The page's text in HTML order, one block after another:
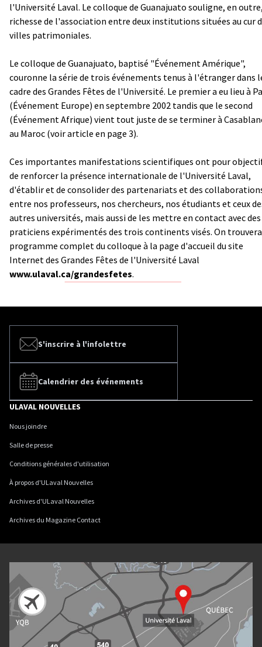
l'Université Laval. Le colloque de Guanajuato souligne, en
richesse de l'association entre deux institutions situées au cur
villes patrimoniales.
Le colloque de Guanajuato, baptisé "Événement Amérique",
couronne la série de trois événements tenus à l'étranger dans
cadre des Grandes Fêtes de l'Université. Le premier a eu lieu à
(Événement Europe) en septembre 2002 tandis que le second
(Événement Afrique) vient tout juste de se terminer à
au Maroc (voir article en page 3).
Ces importantes manifestations scientifiques ont pour
de renforcer la présence internationale de l'Université Laval,
d'établir et de consolider des partenariats et des
entre nos professeurs, nos chercheurs, nos étudiants et ceux
autres universités, mais aussi de les mettre en contact avec des
praticiens expérimentés des trois continents visés. On
programme complet du colloque à la page d'accueil du site
Internet des Grandes Fêtes de l'Université Laval
www.ulaval.ca/grandesfetes.
S'inscrire à l'infolettre
Calendrier des événements
ULAVAL NOUVELLES
Nous joindre
Salle de presse
Conditions générales d'utilisation
À propos d'ULaval Nouvelles
Archives d'ULaval Nouvelles
Archives du Magazine Contact